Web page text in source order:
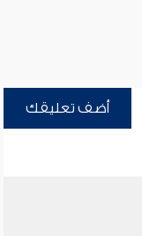
أضف تعليقك